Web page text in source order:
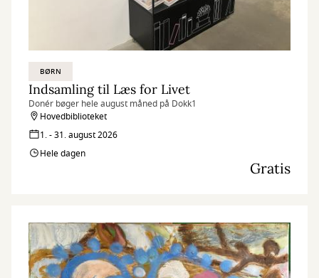
BØRN
Indsamling til Læs for Livet
Donér bøger hele august måned på Dokk1
Hovedbiblioteket
1. - 31. august 2026
Hele dagen
Gratis